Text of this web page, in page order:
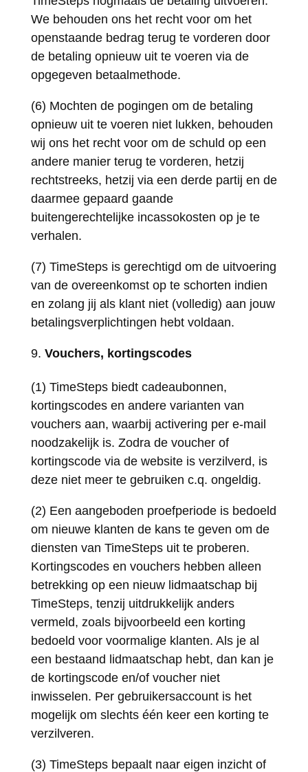
We behouden ons het recht voor om het
openstaande bedrag terug te vorderen door
de betaling opnieuw uit te voeren via de
opgegeven betaalmethode.
(6) Mochten de pogingen om de betaling
opnieuw uit te voeren niet lukken, behouden
wij ons het recht voor om de schuld op een
andere manier terug te vorderen, hetzij
rechtstreeks, hetzij via een derde partij en de
daarmee gepaard gaande
buitengerechtelijke incassokosten op je te
verhalen.
(7) TimeSteps is gerechtigd om de uitvoering
van de overeenkomst op te schorten indien
en zolang jij als klant niet (volledig) aan jouw
betalingsverplichtingen hebt voldaan.
Vouchers, kortingscodes
(1) TimeSteps biedt cadeaubonnen,
kortingscodes en andere varianten van
vouchers aan, waarbij activering per e-mail
noodzakelijk is. Zodra de voucher of
kortingscode via de website is verzilverd, is
deze niet meer te gebruiken c.q. ongeldig.
(2) Een aangeboden proefperiode is bedoeld
om nieuwe klanten de kans te geven om de
diensten van TimeSteps uit te proberen.
Kortingscodes en vouchers hebben alleen
betrekking op een nieuw lidmaatschap bij
TimeSteps, tenzij uitdrukkelijk anders
vermeld, zoals bijvoorbeeld een korting
bedoeld voor voormalige klanten. Als je al
een bestaand lidmaatschap hebt, dan kan je
de kortingscode en/of voucher niet
inwisselen. Per gebruikersaccount is het
mogelijk om slechts één keer een korting te
verzilveren.
(3) TimeSteps bepaalt naar eigen inzicht of